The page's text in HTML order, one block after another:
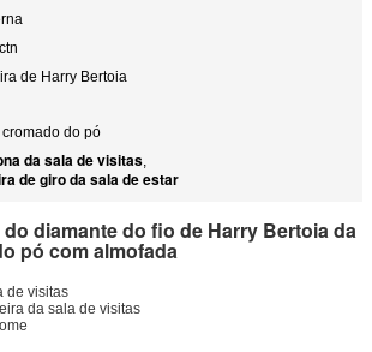
de Harry Bertoia
cromado do pó
da sala de visitas,
de giro da sala de estar
diamante do fio de Harry Bertoia da
pó com almofada
de visitas
da sala de visitas